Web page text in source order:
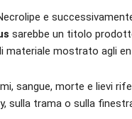
e
sarebbe un titolo
materiale mostrato agli
sangue, morte e lievi
sulla trama o sulla